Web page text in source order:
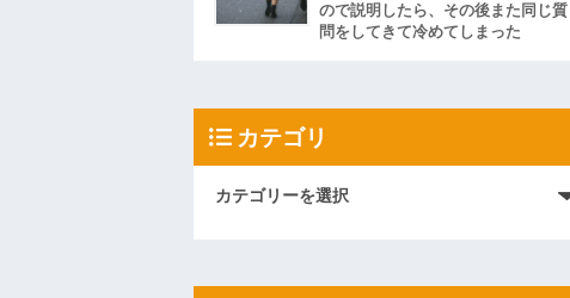
ので説明したら、その後また同じ質
問をしてきて冷めてしまった
カテゴリ